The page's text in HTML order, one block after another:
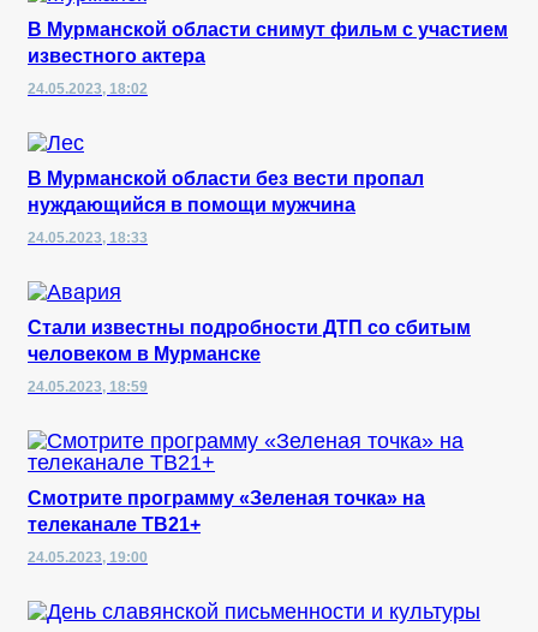
В Мурманской области снимут фильм с участием
известного актера
24.05.2023, 18:02
В Мурманской области без вести пропал
нуждающийся в помощи мужчина
24.05.2023, 18:33
Стали известны подробности ДТП со сбитым
человеком в Мурманске
24.05.2023, 18:59
Смотрите программу «Зеленая точка» на
телеканале ТВ21+
24.05.2023, 19:00